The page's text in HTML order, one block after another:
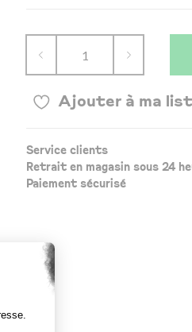
Ajouter à ma
Service clients
Retrait en magasin sous 24
Paiement sécurisé